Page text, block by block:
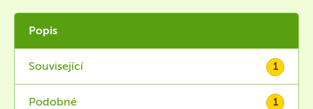
Popis
Související 1
Podobné 1